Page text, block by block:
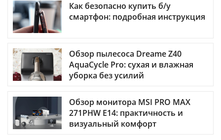
Как безопасно купить б/у
смартфон: подробная инструкция
Обзор пылесоса Dreame Z40
AquaCycle Pro: сухая и влажная
уборка без усилий
Обзор монитора MSI PRO MAX
271PHW E14: практичность и
визуальный комфорт